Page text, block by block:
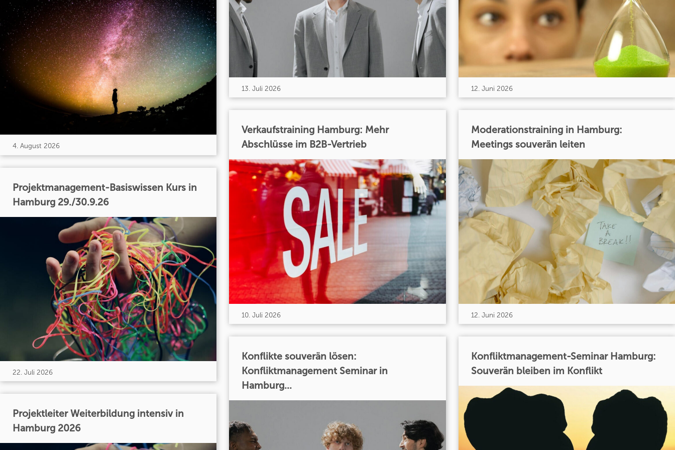
4. August 2026
Projektmanagement-Basiswissen Kurs in
Hamburg 29./30.9.26
22. Juli 2026
Projektleiter Weiterbildung intensiv in
Hamburg 2026
13. Juli 2026
Verkaufstraining Hamburg: Mehr
Abschlüsse im B2B-Vertrieb
10. Juli 2026
Konflikte souverän lösen:
Konfliktmanagement Seminar in
Hamburg...
12. Juni 2026
Moderationstraining in Hamburg:
Meetings souverän leiten
12. Juni 2026
Konfliktmanagement-Seminar Hamburg:
Souverän bleiben im Konflikt